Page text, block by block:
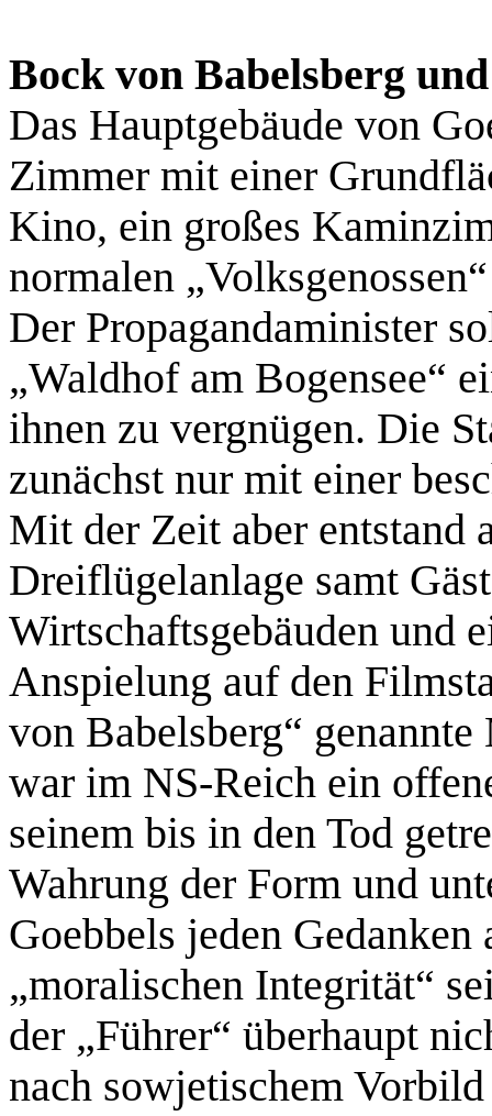
Bock von Babelsberg
Das Hauptgebäude von
Zimmer mit einer
Kino, ein großes
normalen
Der Propagandaminister
„Waldhof am Bogensee“
ihnen zu vergnügen. Die
zunächst nur mit einer
Mit der Zeit aber entstand
Dreiflügelanlage samt
Wirtschaftsgebäuden und
Anspielung auf den
von Babelsberg“
war im NS-Reich ein
seinem bis in den Tod
Wahrung der Form und
Goebbels jeden
„moralischen Integrität“
der „Führer“ überhaupt
nach sowjetischem